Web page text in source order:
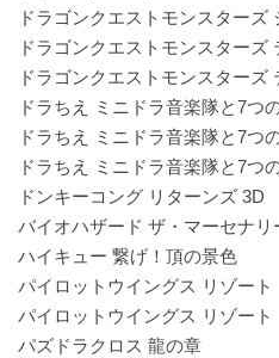
ドラゴンクエストモンスターズ
ドラゴンクエストモンスターズ
ドラゴンクエストモンスターズ
ドラちえ ミニドラ音楽隊と7つ
ドラちえ ミニドラ音楽隊と7つ
ドラちえ ミニドラ音楽隊と7つ
ドンキーコング リターンズ 3D
バイオハザード ザ・マーセナリ
ハイキュー 繋げ！頂の景色
パイロットウイングス リゾート
パイロットウイングス リゾート
パズドラクロス 龍の章